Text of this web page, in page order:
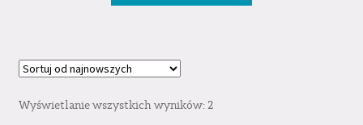
Wyświetlanie wszystkich wyników: 2